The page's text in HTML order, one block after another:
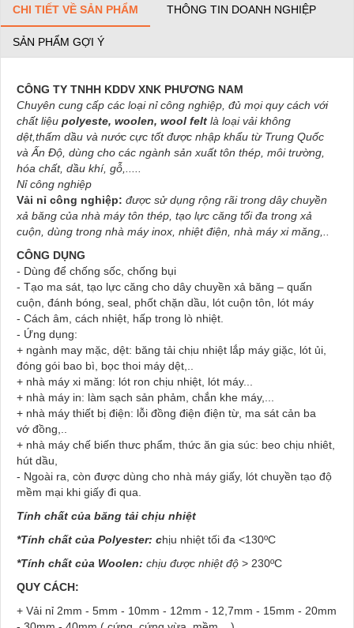
CHI TIẾT VỀ SẢN PHẨM THÔNG TIN DOANH NGHIỆP
SẢN PHẨM GỢI Ý
CÔNG TY TNHH KDDV XNK PHƯƠNG NAM
Chuyên cung cấp các loại nỉ công nghiệp, đủ mọi quy cách với
chất liệu polyeste, woolen, wool felt là loại vải không
dệt,thấm dầu và nước cực tốt được nhập khẩu từ Trung Quốc
và Ấn Độ, dùng cho các ngành sản xuất tôn thép, môi trường,
hóa chất, dầu khí, gỗ,.....
Nỉ công nghiệp
Vải nỉ công nghiệp: được sử dụng rộng rãi trong dây chuyền
xả băng của nhà máy tôn thép, tạo lực căng tối đa trong xả
cuộn, dùng trong nhà máy inox, nhiệt điện, nhà máy xi măng,..
CÔNG DỤNG
- Dùng để chống sốc, chống bụi
- Tạo ma sát, tạo lực căng cho dây chuyền xả băng – quấn
cuộn, đánh bóng, seal, phốt chặn dầu, lót cuộn tôn, lót máy
- Cách âm, cách nhiệt, hấp trong lò nhiệt.
- Ứng dụng:
+ ngành may mặc, dệt: băng tải chịu nhiệt lắp máy giặc, lót ủi,
đóng gói bao bì, bọc thoi máy dệt,..
+ nhà máy xi măng: lót ron chịu nhiệt, lót máy...
+ nhà máy in: làm sạch sản phảm, chắn khe máy,...
+ nhà máy thiết bị điện: lỗi đồng điện điện từ, ma sát cản ba
vớ đồng,..
+ nhà máy chế biến thưc phẩm, thức ăn gia súc: beo chịu nhiêt,
hút dầu,
- Ngoài ra, còn được dùng cho nhà máy giấy, lót chuyền tạo độ
mềm mại khi giấy đi qua.
Tính chất của băng tải chịu nhiệt
*Tính chất của Polyester: chịu nhiệt tối đa <130ºC
*Tính chất của Woolen: chịu được nhiệt độ > 230ºC
QUY CÁCH:
+ Vải nỉ 2mm - 5mm - 10mm - 12mm - 12,7mm - 15mm - 20mm